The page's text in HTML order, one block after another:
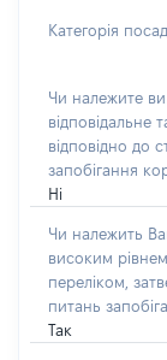
Категорія
Чи належите
відповідальне
відповідно до
запобігання
Ні
Чи належить
високим
переліком,
питань
Так